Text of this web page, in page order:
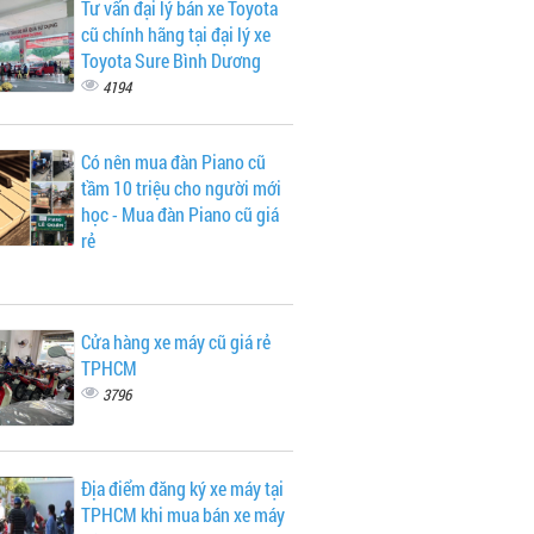
Tư vấn đại lý bán xe Toyota
cũ chính hãng tại đại lý xe
Toyota Sure Bình Dương
4194
Có nên mua đàn Piano cũ
tầm 10 triệu cho người mới
học - Mua đàn Piano cũ giá
rẻ
Cửa hàng xe máy cũ giá rẻ
TPHCM
3796
Địa điểm đăng ký xe máy tại
TPHCM khi mua bán xe máy